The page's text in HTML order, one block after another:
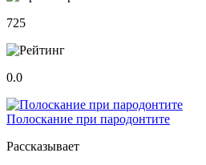
725
0.0
Полоскание при пародонтите
Рассказывает